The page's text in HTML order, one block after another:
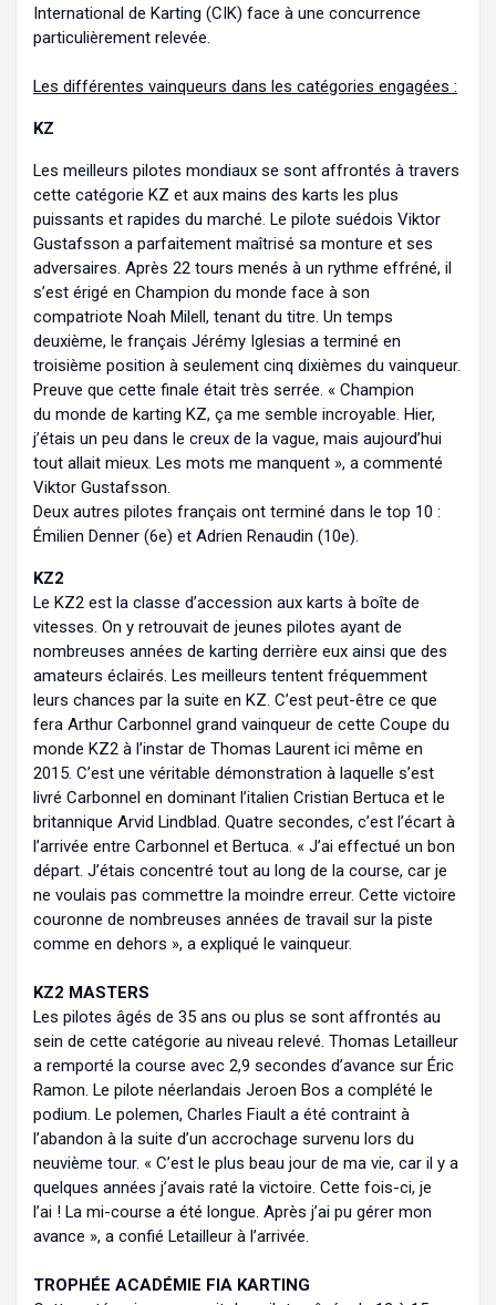
International de Karting (CIK) face à une concurrence
particulièrement relevée.
Les différentes vainqueurs dans les catégories engagées :
KZ
Les meilleurs pilotes mondiaux se sont affrontés à travers
cette catégorie KZ et aux mains des karts les plus
puissants et rapides du marché. Le pilote suédois Viktor
Gustafsson a parfaitement maîtrisé sa monture et ses
adversaires. Après 22 tours menés à un rythme effréné, il
s’est érigé en Champion du monde face à son
compatriote Noah Milell, tenant du titre. Un temps
deuxième, le français Jérémy Iglesias a terminé en
troisième position à seulement cinq dixièmes du vainqueur.
Preuve que cette finale était très serrée. « Champion
du monde de karting KZ, ça me semble incroyable. Hier,
j’étais un peu dans le creux de la vague, mais aujourd’hui
tout allait mieux. Les mots me manquent », a commenté
Viktor Gustafsson.
Deux autres pilotes français ont terminé dans le top 10 :
Émilien Denner (6e) et Adrien Renaudin (10e).
KZ2
Le KZ2 est la classe d’accession aux karts à boîte de
vitesses. On y retrouvait de jeunes pilotes ayant de
nombreuses années de karting derrière eux ainsi que des
amateurs éclairés. Les meilleurs tentent fréquemment
leurs chances par la suite en KZ. C’est peut-être ce que
fera Arthur Carbonnel grand vainqueur de cette Coupe du
monde KZ2 à l’instar de Thomas Laurent ici même en
2015. C’est une véritable démonstration à laquelle s’est
livré Carbonnel en dominant l’italien Cristian Bertuca et le
britannique Arvid Lindblad. Quatre secondes, c’est l’écart à
l’arrivée entre Carbonnel et Bertuca. « J’ai effectué un bon
départ. J’étais concentré tout au long de la course, car je
ne voulais pas commettre la moindre erreur. Cette victoire
couronne de nombreuses années de travail sur la piste
comme en dehors », a expliqué le vainqueur.
KZ2 MASTERS
Les pilotes âgés de 35 ans ou plus se sont affrontés au
sein de cette catégorie au niveau relevé. Thomas Letailleur
a remporté la course avec 2,9 secondes d’avance sur Éric
Ramon. Le pilote néerlandais Jeroen Bos a complété le
podium. Le polemen, Charles Fiault a été contraint à
l’abandon à la suite d’un accrochage survenu lors du
neuvième tour. « C’est le plus beau jour de ma vie, car il y a
quelques années j’avais raté la victoire. Cette fois-ci, je
l’ai ! La mi-course a été longue. Après j’ai pu gérer mon
avance », a confié Letailleur à l’arrivée.
TROPHÉE ACADÉMIE FIA KARTING